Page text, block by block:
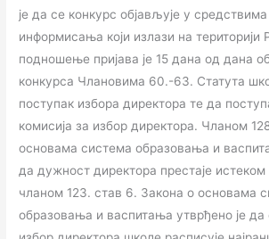
је да се конкурс објављује у средствима
информисања који излази на територији
подношење пријава је 15 дана од дана
конкурса Члановима 60.-63. Статута
поступак избора директора те да
комисија за избор директора. Чланом
основама система образовања и
да дужност директора престаје
чланом 123. став 6. Закона о основама
образовања и васпитања утврђено је да